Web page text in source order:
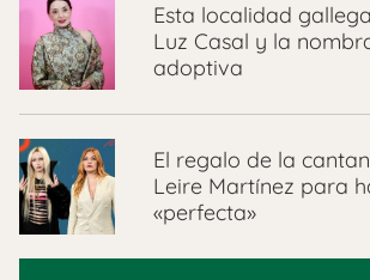
Esta localidad
Luz Casal y la
adoptiva
El regalo de la
Leire Martínez para
«perfecta»